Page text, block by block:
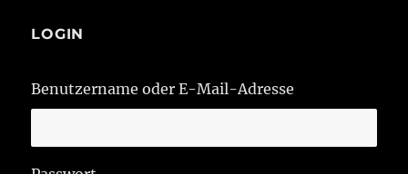
LOGIN
Benutzername oder E-Mail-Adresse